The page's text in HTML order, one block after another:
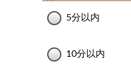
5分以内
10分以内